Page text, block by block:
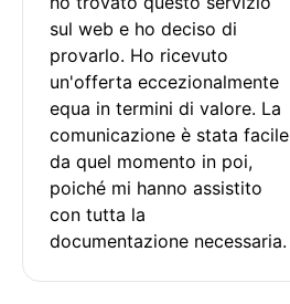
sul web e ho deciso di
provarlo. Ho ricevuto
un'offerta eccezionalmente
equa in termini di valore. La
comunicazione è stata facile
da quel momento in poi,
poiché mi hanno assistito
con tutta la
documentazione necessaria.